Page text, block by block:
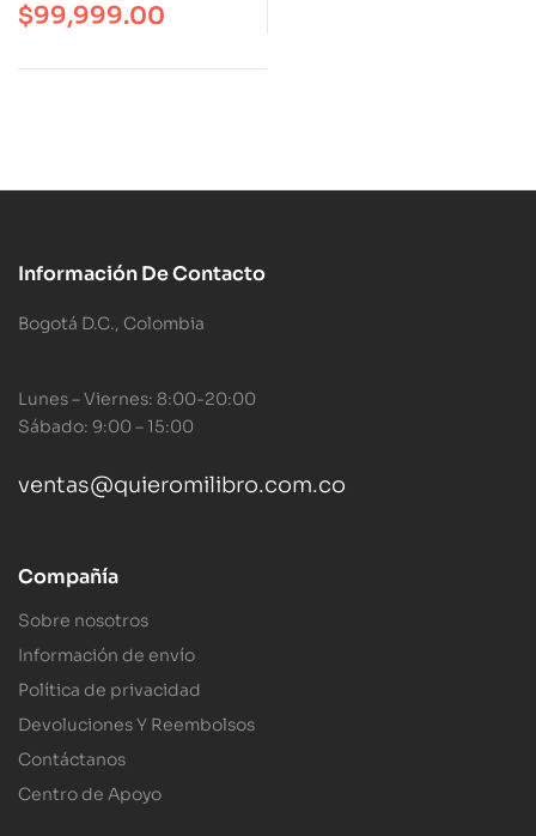
$99,999.00
Información De Contacto
Bogotá D.C., Colombia
Lunes – Viernes: 8:00-20:00
Sábado: 9:00 – 15:00
ventas@quieromilibro.com.co
Compañía
Sobre nosotros
Información de envío
Política de privacidad
Devoluciones Y Reembolsos
Contáctanos
Centro de Apoyo